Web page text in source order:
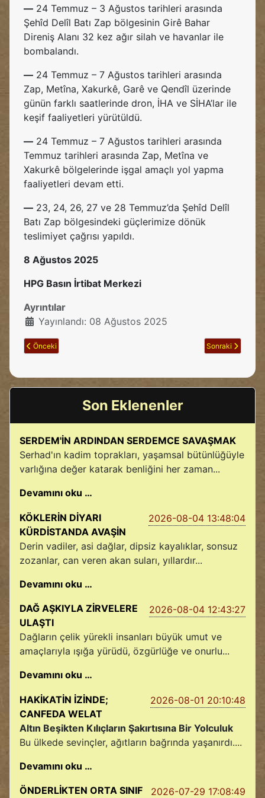
— 24 Temmuz – 3 Ağustos tarihleri arasında
Şehîd Delîl Batı Zap bölgesinin Girê Bahar
Direniş Alanı 32 kez ağır silah ve havanlar ile
bombalandı.
— 24 Temmuz – 7 Ağustos tarihleri arasında
Zap, Metîna, Xakurkê, Garê ve Qendîl üzerinde
günün farklı saatlerinde dron, İHA ve SİHA’lar ile
keşif faaliyetleri yürütüldü.
— 24 Temmuz – 7 Ağustos tarihleri arasında
Temmuz tarihleri arasında Zap, Metîna ve
Xakurkê bölgelerinde işgal amaçlı yol yapma
faaliyetleri devam etti.
— 23, 24, 26, 27 ve 28 Temmuz’da Şehîd Delîl
Batı Zap bölgesindeki güçlerimize dönük
teslimiyet çağrısı yapıldı.
8 Ağustos 2025
HPG Basın İrtibat Merkezi
Ayrıntılar
Yayınlandı: 08 Ağustos 2025
Önceki makale: ŞANLI 15 AĞUSTOS ATILIMI’NIN 41’İNCİ YIL DÖNÜMÜ
Önceki Sonraki makale:
Sonraki
Son Eklenenler
SERDEM'İN ARDINDAN SERDEMCE SAVAŞMAK
Serhad'ın kadim toprakları, yaşamsal bütünlüğüyle
varlığına değer katarak benliğini her zaman...
Devamını oku …
2026-08-04 13:48:04
KÖKLERİN DİYARI
KÜRDİSTANDA AVAŞİN
Derin vadiler, asi dağlar, dipsiz kayalıklar, sonsuz
zozanlar, can veren akan suları, yıllardır...
Devamını oku …
2026-08-04 12:43:27
DAĞ AŞKIYLA ZİRVELERE
ULAŞTI
Dağların çelik yürekli insanları büyük umut ve
amaçlarıyla ışığa yürüdü, özgürlüğe ve onurlu...
Devamını oku …
2026-08-01 20:10:48
HAKİKATİN İZİNDE;
CANFEDA WELAT
Altın Beşikten Kılıçların Şakırtısına Bir Yolculuk
Bu ülkede sevinçler, ağıtların bağrında yaşanırdı....
Devamını oku …
2026-07-29 17:08:49
ÖNDERLİKTEN ORTA SINIF